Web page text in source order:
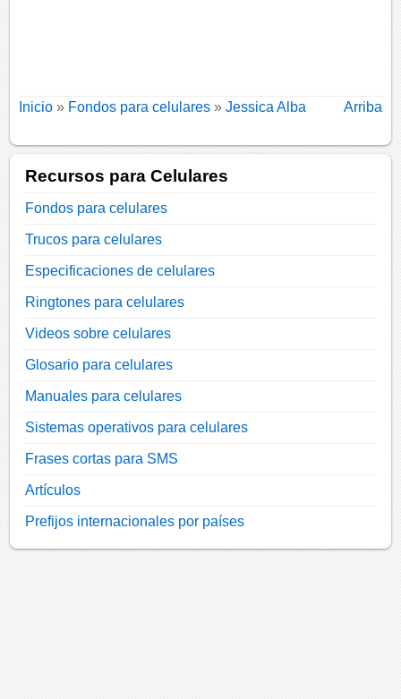
Inicio » Fondos para celulares »Jessica Alba Arriba
Recursos para Celulares
Fondos para celulares
Trucos para celulares
Especificaciones de celulares
Ringtones para celulares
Videos sobre celulares
Glosario para celulares
Manuales para celulares
Sistemas operativos para celulares
Frases cortas para SMS
Artículos
Prefijos internacionales por países